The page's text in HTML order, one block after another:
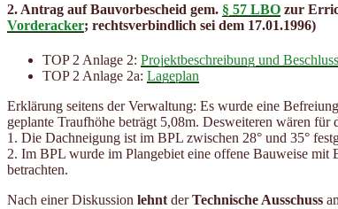
2. Antrag auf Bauvorbescheid gem. § 57 LBO zur
Vorderacker; rechtsverbindlich sei dem 17.01.1996)
TOP 2 Anlage 2: Projektbeschreibung und
TOP 2 Anlage 2a: Lageplan
Erklärung seitens der Verwaltung: Es wurde eine
geplante Traufhöhe beträgt 5,08m. Desweiteren wären
1. Die Dachneigung ist im BPL zwischen 28° und 35°
2. Im BPL wurde im Plangebiet eine offene Bauweise mit
betrachten.
Nach einer Diskussion lehnt derTechnische Ausschuss